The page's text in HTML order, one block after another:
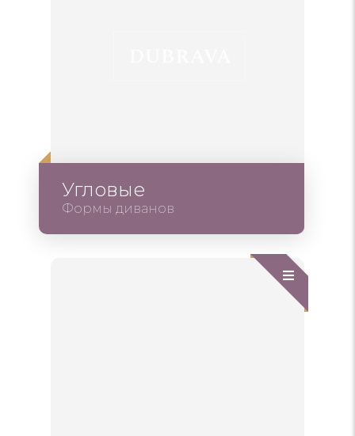
Угловые
Формы диванов